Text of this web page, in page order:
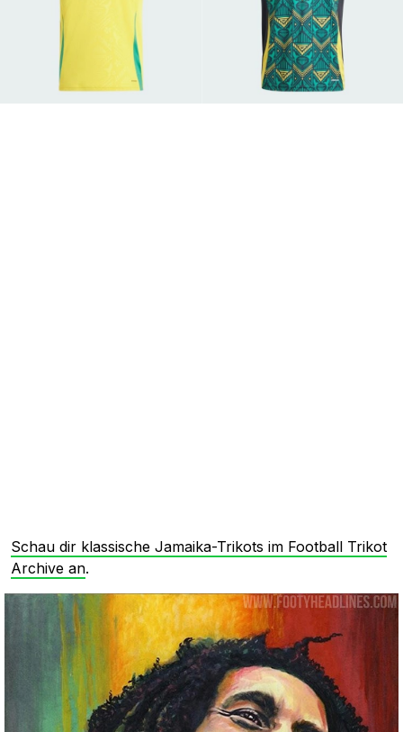
Schau dir klassische Jamaika-Trikots im Football Trikot
Archive an.